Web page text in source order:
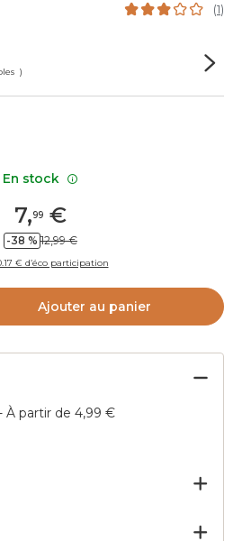
(1)
( + 3 couleurs disponibles )
7,99 €
-38 % 12,99 €
€ d’éco participation
Ajouter au panier
À partir de 4,99 €